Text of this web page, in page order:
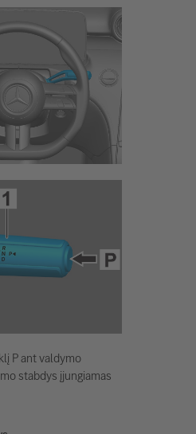
P ant valdymo
stabdys įjungiamas